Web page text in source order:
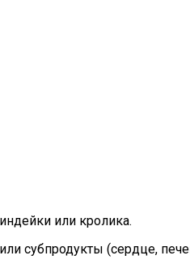
или кролика.
субпродукты (сердце,